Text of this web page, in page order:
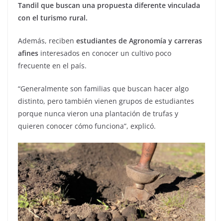
Tandil que buscan una propuesta diferente vinculada
con el turismo rural.
Además, reciben estudiantes de Agronomía y carreras
afines interesados en conocer un cultivo poco
frecuente en el país.
“Generalmente son familias que buscan hacer algo
distinto, pero también vienen grupos de estudiantes
porque nunca vieron una plantación de trufas y
quieren conocer cómo funciona”, explicó.